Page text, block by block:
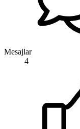
Mesajlar
4